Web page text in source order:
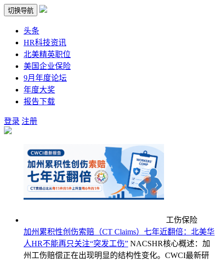
切换导航
头条
HR科技资讯
北美精英职位
美国企业保险
9月年度论坛
年度大奖
报告下载
登录 注册
工伤保险
加州累积性创伤索赔（CT Claims）七年近翻倍：北美华
人HR不能再只关注“突发工伤” NACSHR核心概述：加
州工伤赔偿正在出现明显的结构性变化。CWCI最新研